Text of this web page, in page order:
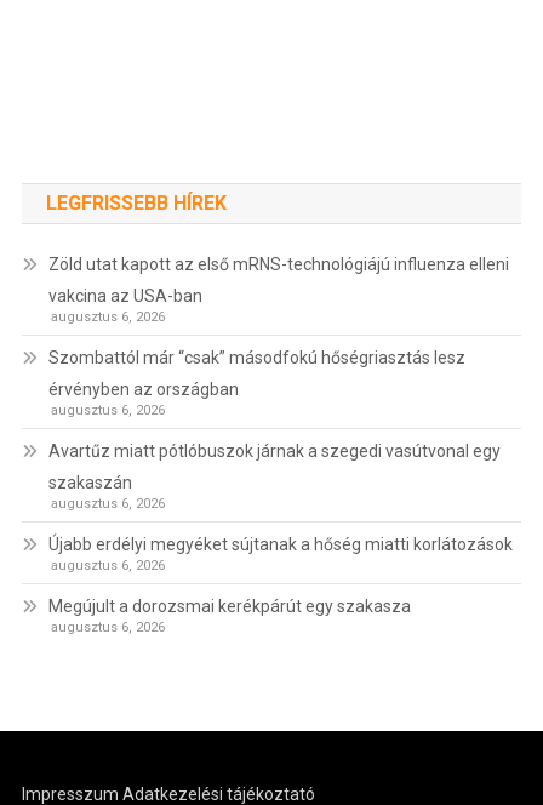
LEGFRISSEBB HÍREK
Zöld utat kapott az első mRNS-technológiájú influenza elleni
vakcina az USA-ban
augusztus 6, 2026
Szombattól már “csak” másodfokú hőségriasztás lesz
érvényben az országban
augusztus 6, 2026
Avartűz miatt pótlóbuszok járnak a szegedi vasútvonal egy
szakaszán
augusztus 6, 2026
Újabb erdélyi megyéket sújtanak a hőség miatti korlátozások
augusztus 6, 2026
Megújult a dorozsmai kerékpárút egy szakasza
augusztus 6, 2026
Impresszum Adatkezelési tájékoztató